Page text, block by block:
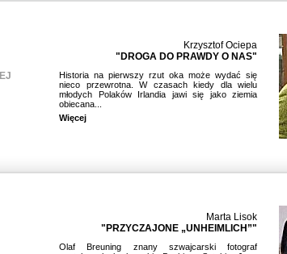
Krzysztof Ociepa
"DROGA DO PRAWDY O NAS"
Historia na pierwszy rzut oka może wydać się
nieco przewrotna. W czasach kiedy dla wielu
młodych Polaków Irlandia jawi się jako ziemia
obiecana...
Więcej
Marta Lisok
"PRZYCZAJONE „UNHEIMLICH”"
Olaf Breuning znany szwajcarski fotograf